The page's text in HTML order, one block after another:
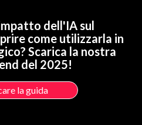
dell'IA sul
come utilizzarla in
Scarica la nostra
del 2025!
la guida